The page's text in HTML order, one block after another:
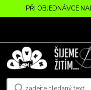
PŘI OBJEDNÁVCE